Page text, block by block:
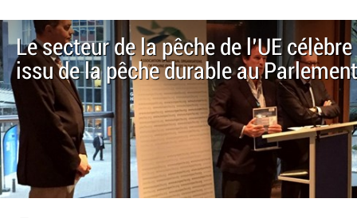
Le secteur de la pêche de l'UE
issu de la pêche durable au